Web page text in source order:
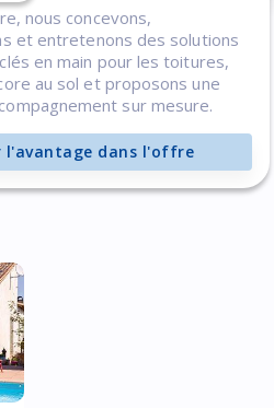
nous concevons,
et entretenons des solutions
en main pour les toitures,
au sol et proposons une
sur mesure.
l'avantage dans l'offre